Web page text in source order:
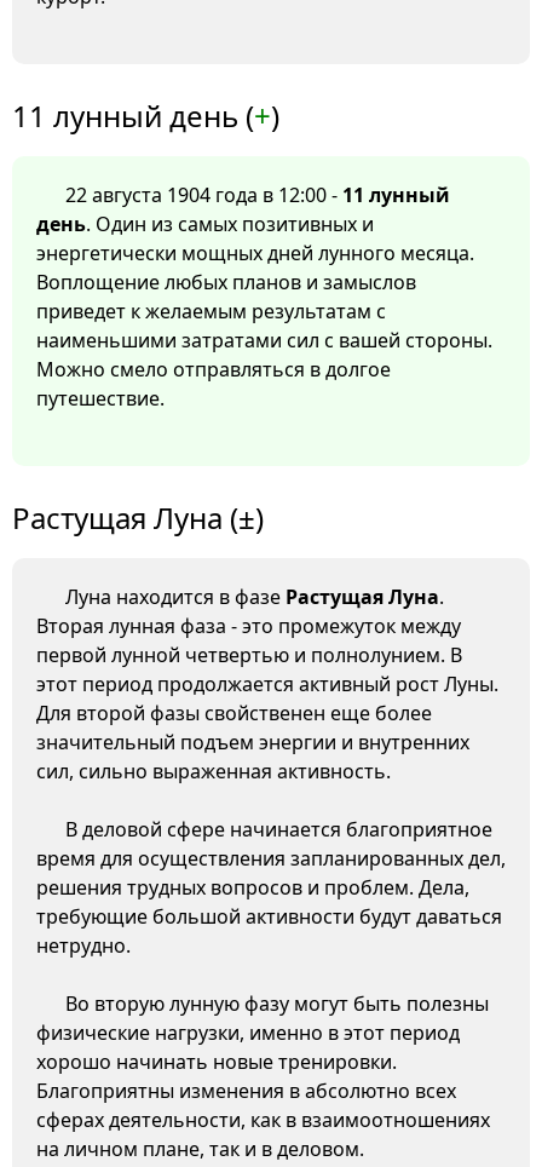
11 лунный день (+)
22 августа 1904 года в 12:00 - 11 лунный
день. Один из самых позитивных и
энергетически мощных дней лунного месяца.
Воплощение любых планов и замыслов
приведет к желаемым результатам с
наименьшими затратами сил с вашей стороны.
Можно смело отправляться в долгое
путешествие.
Растущая Луна (±)
Луна находится в фазе Растущая Луна.
Вторая лунная фаза - это промежуток между
первой лунной четвертью и полнолунием. В
этот период продолжается активный рост Луны.
Для второй фазы свойственен еще более
значительный подъем энергии и внутренних
сил, сильно выраженная активность.
В деловой сфере начинается благоприятное
время для осуществления запланированных дел,
решения трудных вопросов и проблем. Дела,
требующие большой активности будут даваться
нетрудно.
Во вторую лунную фазу могут быть полезны
физические нагрузки, именно в этот период
хорошо начинать новые тренировки.
Благоприятны изменения в абсолютно всех
сферах деятельности, как в взаимоотношениях
на личном плане, так и в деловом.